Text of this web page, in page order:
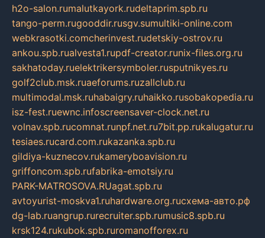
h2o-salon.rumalutkayork.rudeltaprim.spb.ru
tango-perm.rugooddir.rusgv.sumultiki-online.com
webkrasotki.comcherinvest.rudetskiy-ostrov.ru
ankou.spb.rualvesta1.rupdf-creator.runix-files.org.ru
sakhatoday.ruelektrikersymboler.rusputnikyes.ru
golf2club.msk.ruaeforums.ruzallclub.ru
multimodal.msk.ruhabaigry.ruhaikko.rusobakopedia.ru
isz-fest.ruewnc.infoscreensaver-clock.net.ru
volnav.spb.rucomnat.runpf.net.ru7bit.pp.rukalugatur.ru
tesiaes.rucard.com.rukazanka.spb.ru
gildiya-kuznecov.rukameryboavision.ru
griffoncom.spb.rufabrika-emotsiy.ru
PARK-MATROSOVA.RUagat.spb.ru
avtoyurist-moskva1.ruhardware.org.ruсхема-авто.рф
dg-lab.ruangrup.rurecruiter.spb.rumusic8.spb.ru
krsk124.rukubok.spb.ruromanofforex.ru